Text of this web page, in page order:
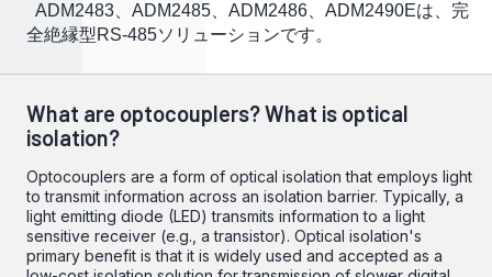
ADM2483、ADM2485、ADM2486、ADM2490Eは、完
全絶縁型RS-485ソリューションです。
What are optocouplers? What is optical
isolation?
Optocouplers are a form of optical isolation that employs light
to transmit information across an isolation barrier. Typically, a
light emitting diode (LED) transmits information to a light
sensitive receiver (e.g., a transistor). Optical isolation's
primary benefit is that it is widely used and accepted as a